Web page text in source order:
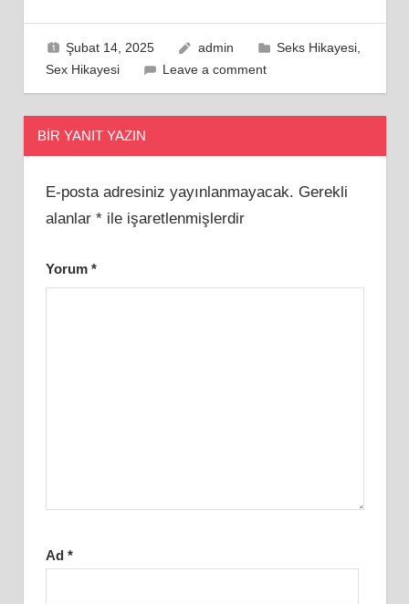
Şubat 14, 2025 admin Seks Hikayesi
Sex Hikayesi
Leave a comment
BIR YANIT YAZIN
E-posta adresiniz yayınlanmayacak. Gerekli
alanlar *ile işaretlenmişlerdir
Yorum *
Ad *